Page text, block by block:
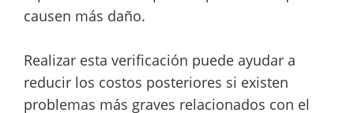
causen más daño.
Realizar esta verificación puede ayudar a
reducir los costos posteriores si existen
problemas más graves relacionados con el